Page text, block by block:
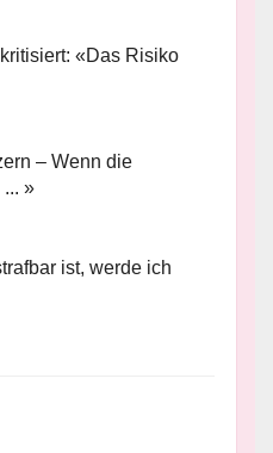
«Das Risiko
– Wenn die
»
ist, werde ich